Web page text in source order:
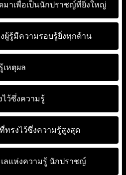
มาเพื่อเป็นนักปราชญ์ที่ยิ่งใหญ่
ผู้รู้มีความรอบรู้ยิ่งทุกด้าน
เหตุผล
ไว้ซึ่งความรู้
ทรงไว้ซึ่งความรู้สูงสุด
ลแห่งความรู้ นักปราชญ์